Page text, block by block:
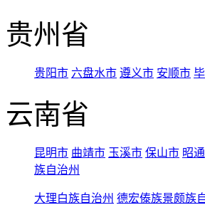
贵州省
贵阳市 六盘水市 遵义市 安顺市
云南省
昆明市 曲靖市 玉溪市 保山市 昭
族自治州
大理白族自治州 德宏傣族景颇族